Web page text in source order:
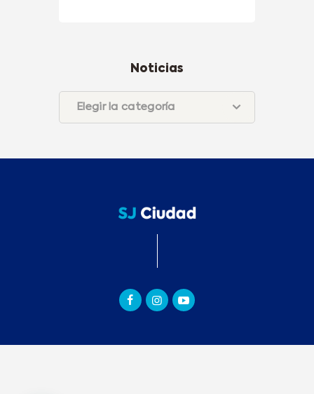
Noticias